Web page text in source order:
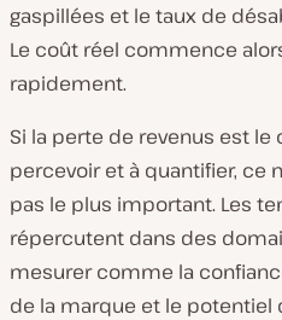
gaspillées et le taux de
Le coût réel commence
rapidement.
Si la perte de revenus est le
percevoir et à quantifier, ce
pas le plus important. Les
répercutent dans des
mesurer comme la
de la marque et le potentiel